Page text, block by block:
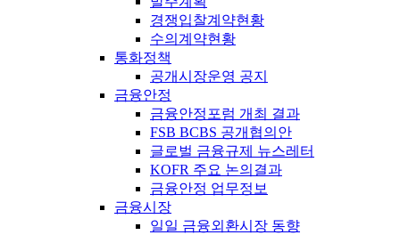
경쟁입찰계약현황
수의계약현황
통화정책
공개시장운영 공지
금융안정
금융안정포럼 개최 결과
FSB BCBS 공개협의안
글로벌 금융규제 뉴스레터
KOFR 주요 논의결과
금융안정 업무정보
금융시장
일일 금융외환시장 동향